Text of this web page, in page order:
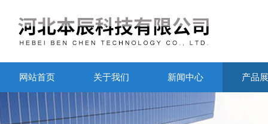
网站首页 关于我们 新闻中心 产品